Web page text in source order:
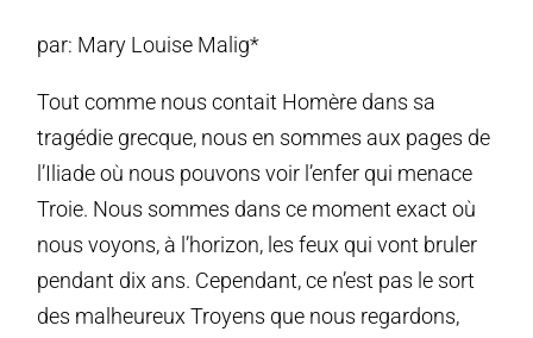
par: Mary Louise Malig*
Tout comme nous contait Homère dans sa
tragédie grecque, nous en sommes aux pages de
l’Iliade où nous pouvons voir l’enfer qui menace
Troie. Nous sommes dans ce moment exact où
nous voyons, à l’horizon, les feux qui vont bruler
pendant dix ans. Cependant, ce n’est pas le sort
des malheureux Troyens que nous regardons,